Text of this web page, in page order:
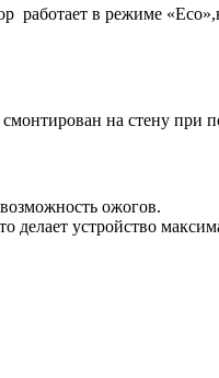
в режиме
на стену при
ожогов.
делает устройство